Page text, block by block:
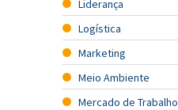
Liderança
Logística
Marketing
Meio Ambiente
Mercado de Trabalho